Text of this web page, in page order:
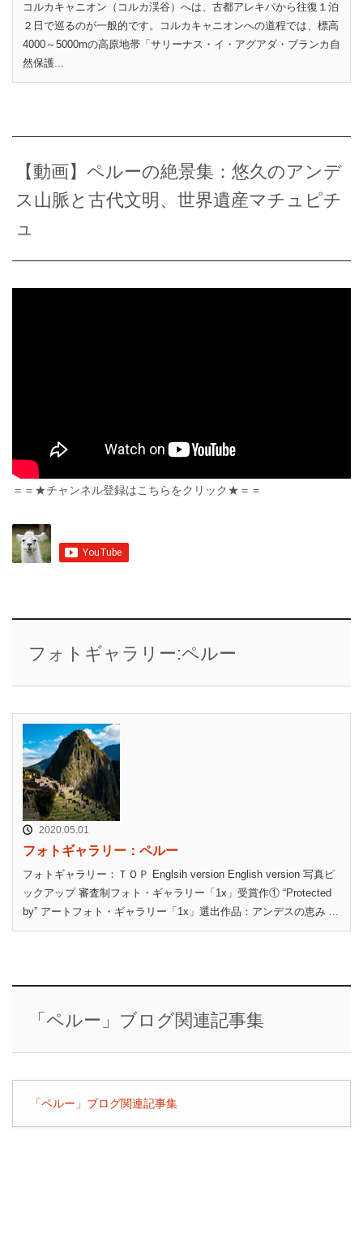
コルカキャニオン（コルカ渓谷）へは、古都アレキパから往復１泊
２日で巡るのが一般的です。コルカキャニオンへの道程では、標高
4000～5000mの高原地帯「サリーナス・イ・アグアダ・ブランカ自
然保護...
【動画】ペルーの絶景集：悠久のアンデ
ス山脈と古代文明、世界遺産マチュピチ
ュ
＝＝★チャンネル登録はこちらをクリック★＝＝
フォトギャラリー:ペルー
2020.05.01
フォトギャラリー：ペルー
フォトギャラリー：ＴＯＰ Englsih version English version 写真ピ
ックアップ 審査制フォト・ギャラリー「1x」受賞作① “Protected
by” アートフォト・ギャラリー「1x」選出作品：アンデスの恵み ...
「ペルー」ブログ関連記事集
「ペルー」ブログ関連記事集